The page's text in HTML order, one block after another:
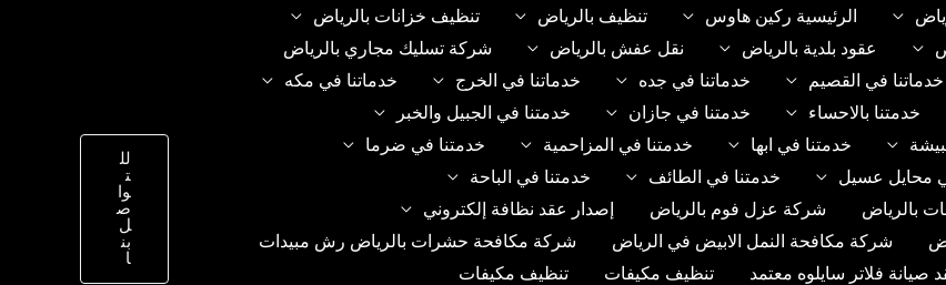
الرئيسية ركين هاوس تنظيف بالرياض
تنظيف خزانات بالرياض
عقود بلدية بالرياض نقل عفش بالرياض
شركة تسليك مجاري بالرياض
خدماتنا في القصيم خدماتنا في جده خدماتنا في الخرج
خدماتنا في مكه
خدمتنا بالاحساء خدمتنا في جازان
خدمتنا في الجبيل والخبر
خدمتنا في ابها خدمتنا في المزاحمية
خدمتنا في ضرما
محايل عسيل خدمتنا في الطائف
خدمتنا في الباحة
بالرياض شركة عزل فوم بالرياض
إصدار عقد نظافة إلكتروني
شركة مكافحة النمل الابيض في الرياض
شركة مكافحة حشرات بالرياض رش مبيدات
صيانة فلاتر سايلوه معتمد تنظيف مكيفات
تنظيف مكيفات
لل
ت
وا
ص
ل
بن
ا